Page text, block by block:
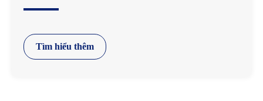
Tìm hiểu thêm